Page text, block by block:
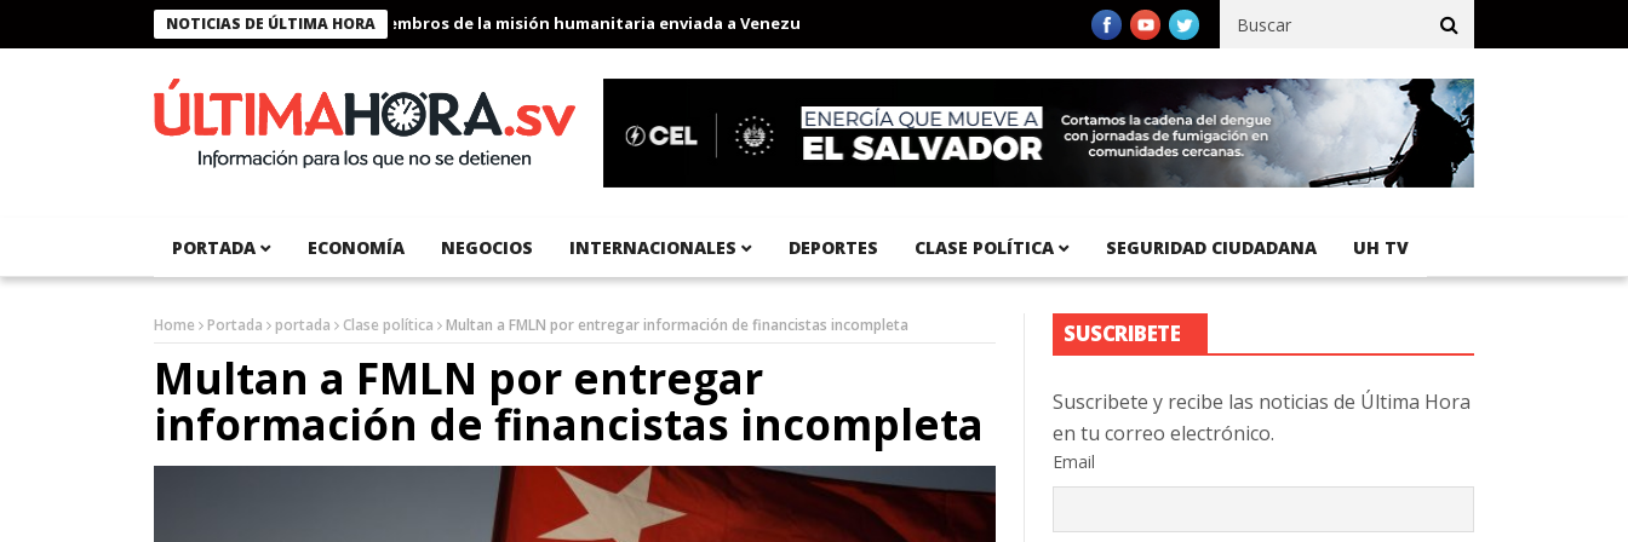
NOTICIAS DE ÚLTIMA HORA
Presidente Bukele condecora a miembros de la misión humanitaria enviada a Venezuela Aeropuerto Internacional del Pacífico registra 92 % de avance en obras de terracería
PORTADA ECONOMÍA NEGOCIOS INTERNACIONALES DEPORTES CLASE POLÍTICA SEGURIDAD CIUDADANA UH TV
Home Portada portada Clase política Multan a FMLN por entregar información de financistas incompleta
Multan a FMLN por entregar
información de financistas incompleta
SUSCRIBETE
Suscribete y recibe las noticias de Última Hora
en tu correo electrónico.
Email